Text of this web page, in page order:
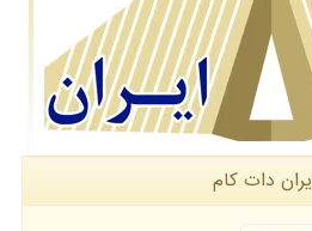
دات كام